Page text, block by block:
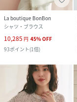
La boutique BonBon
シャツ・ブラウス
10,285 円 45%OFF
93ポイント(1倍)